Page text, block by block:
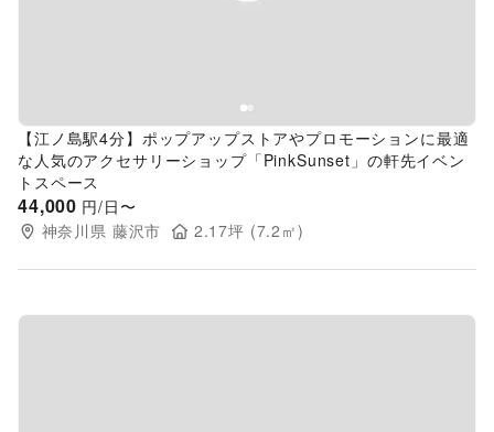
【江ノ島駅4分】ポップアップストアやプロモーションに最適
な人気のアクセサリーショップ「PinkSunset」の軒先イベン
トスペース
44,000 円/日〜
神奈川県 藤沢市 2.17坪 (7.2 ㎡)